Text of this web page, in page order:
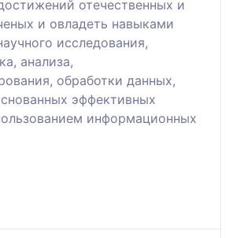
отечественных и
и овладеть навыками
исследования,
анализа,
обработки данных,
эффективных
информационных